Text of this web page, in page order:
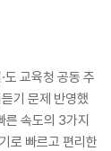
교육청 공동 주
기 문제 반영했
른 속도의 3가지
로 빠르고 편리한